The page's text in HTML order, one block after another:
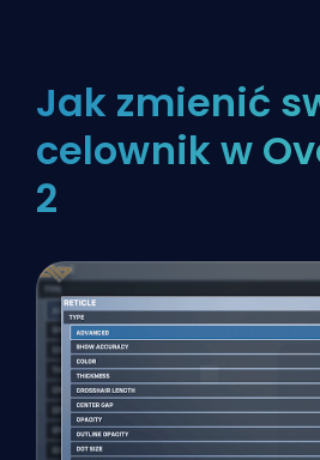
Jak zmienić
celownik w
2